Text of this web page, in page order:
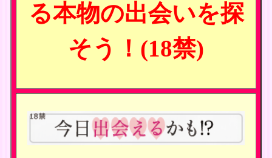
る本物の出会いを探
そう！(18禁)